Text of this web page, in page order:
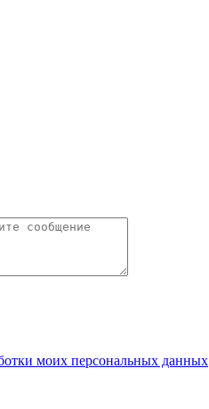
моих персональных данных